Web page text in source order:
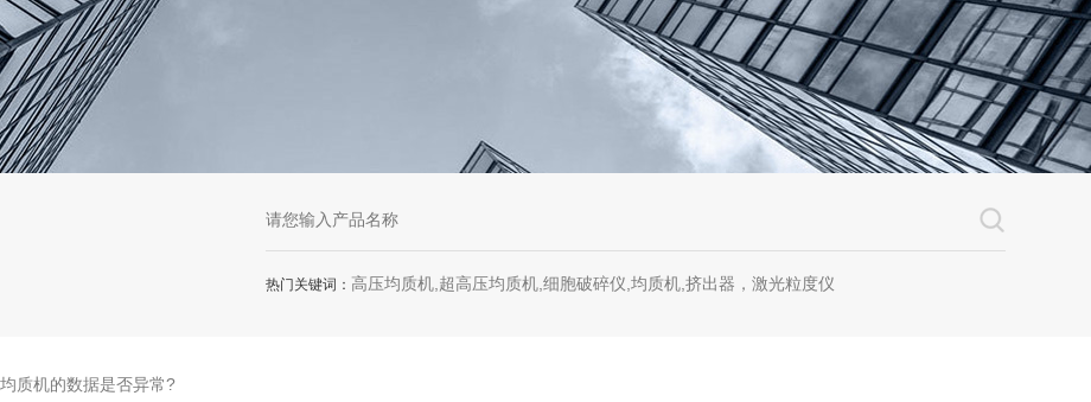
热门关键词： 高压均质机,超高压均质机,细胞破碎仪,均质机,挤出器，激光粒度仪
质机的数据是否异常?